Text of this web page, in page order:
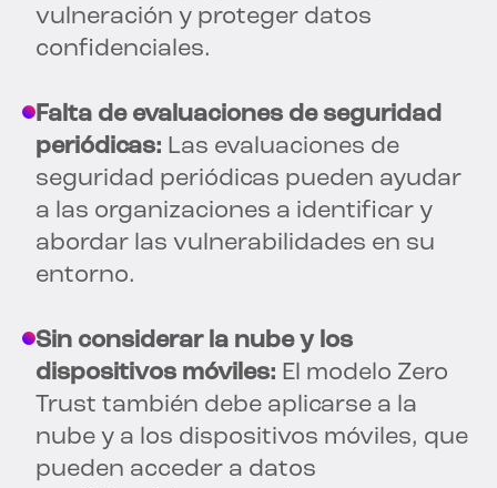
vulneración y proteger datos
confidenciales.
Falta de evaluaciones de seguridad
periódicas: Las evaluaciones de
seguridad periódicas pueden ayudar
a las organizaciones a identificar y
abordar las vulnerabilidades en su
entorno.
Sin considerar la nube y los
dispositivos móviles: El modelo Zero
Trust también debe aplicarse a la
nube y a los dispositivos móviles, que
pueden acceder a datos